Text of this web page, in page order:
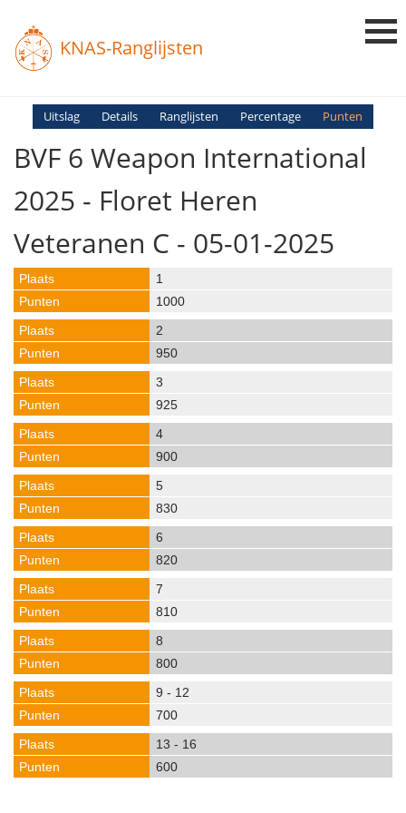
KNAS-Ranglijsten
Login
Ranglijsten
Uitslag Details Ranglijsten Percentage Punten
BVF 6 Weapon International
2025 - Floret Heren
Veteranen C - 05-01-2025
1
1000
2
950
3
925
4
900
5
830
6
820
7
810
8
800
9 - 12
700
13 - 16
600